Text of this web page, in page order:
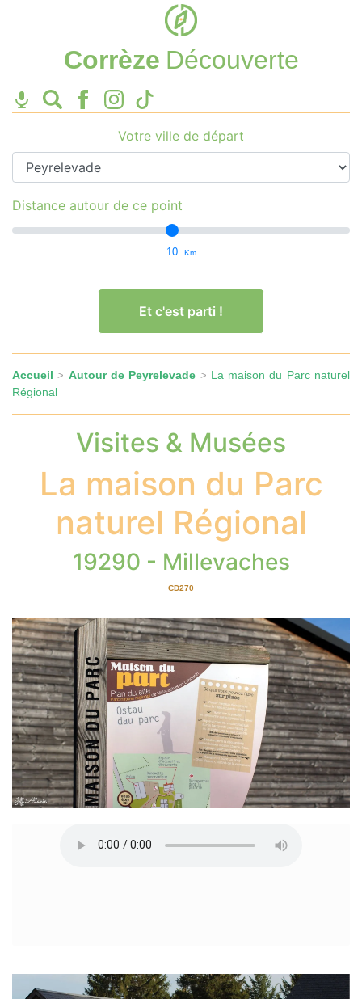
Corrèze Découverte
Votre ville de départ
Distance autour de ce point
10 Km
Et c'est parti !
Accueil > Autour de Peyrelevade > La maison du Parc naturel
Régional
Visites & Musées
La maison du Parc
naturel Régional
19290 - Millevaches
CD270